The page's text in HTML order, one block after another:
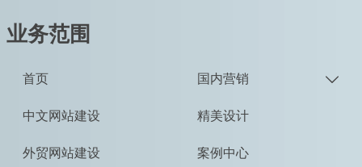
业务范围
首页
中文网站建设
外贸网站建设
国内营销 
精美设计
案例中心